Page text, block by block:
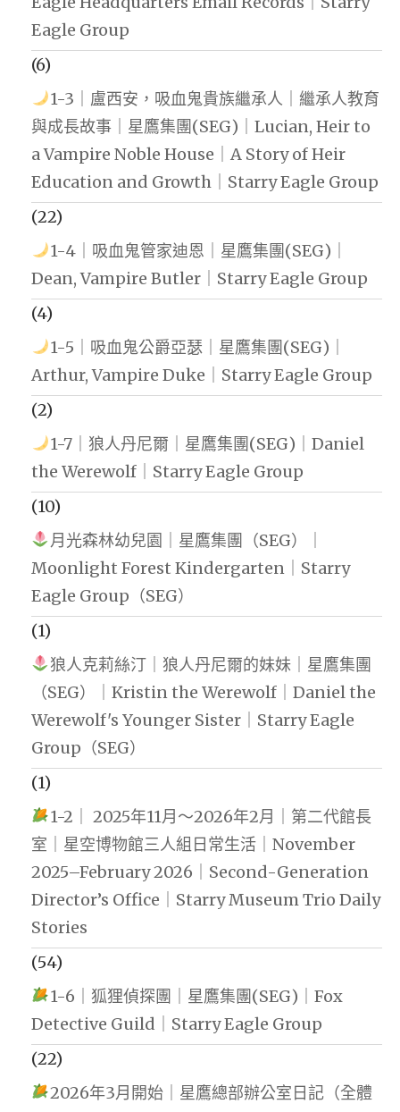
Eagle Group
(6)
1-3｜盧西安，吸血鬼貴族繼承人｜繼承人教育
與成長故事｜星鷹集團(SEG)｜Lucian, Heir to
a Vampire Noble House｜A Story of Heir
Education and Growth｜Starry Eagle Group
(22)
1-4｜吸血鬼管家迪恩｜星鷹集團(SEG)｜
Dean, Vampire Butler｜Starry Eagle Group
(4)
1-5｜吸血鬼公爵亞瑟｜星鷹集團(SEG)｜
Arthur, Vampire Duke｜Starry Eagle Group
(2)
1-7｜狼人丹尼爾｜星鷹集團(SEG)｜Daniel
the Werewolf｜Starry Eagle Group
(10)
月光森林幼兒園｜星鷹集團（SEG）｜
Moonlight Forest Kindergarten｜Starry
Eagle Group（SEG）
(1)
狼人克莉絲汀｜狼人丹尼爾的妹妹｜星鷹集團
（SEG）｜Kristin the Werewolf｜Daniel the
Werewolf's Younger Sister｜Starry Eagle
Group（SEG）
(1)
1-2｜ 2025年11月～2026年2月｜第二代館長
室｜星空博物館三人組日常生活｜November
2025–February 2026｜Second-Generation
Director’s Office｜Starry Museum Trio Daily
Stories
(54)
1-6｜狐狸偵探團｜星鷹集團(SEG)｜Fox
Detective Guild｜Starry Eagle Group
(22)
2026年3月開始｜星鷹總部辦公室日記（全體